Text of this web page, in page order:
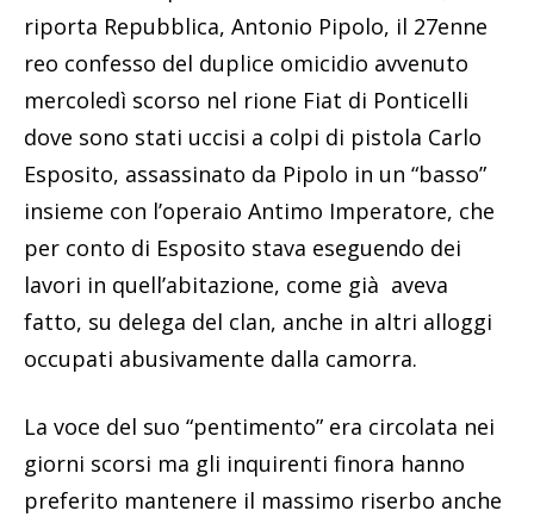
riporta Repubblica, Antonio Pipolo, il 27enne
reo confesso del duplice omicidio avvenuto
mercoledì scorso nel rione Fiat di Ponticelli
dove sono stati uccisi a colpi di pistola Carlo
Esposito, assassinato da Pipolo in un “basso”
insieme con l’operaio Antimo Imperatore, che
per conto di Esposito stava eseguendo dei
lavori in quell’abitazione, come già aveva
fatto, su delega del clan, anche in altri alloggi
occupati abusivamente dalla camorra.
La voce del suo “pentimento” era circolata nei
giorni scorsi ma gli inquirenti finora hanno
preferito mantenere il massimo riserbo anche